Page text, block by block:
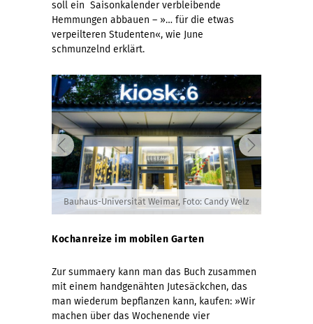
soll ein Saisonkalender verbleibende
Hemmungen abbauen – »… für die etwas
verpeilteren Studenten«, wie June
schmunzelnd erklärt.
Bauhaus-Universität Weimar, Foto: Candy Welz
Kochanreize im mobilen Garten
Zur summaery kann man das Buch zusammen
mit einem handgenähten Jutesäckchen, das
man wiederum bepflanzen kann, kaufen: »Wir
machen über das Wochenende vier